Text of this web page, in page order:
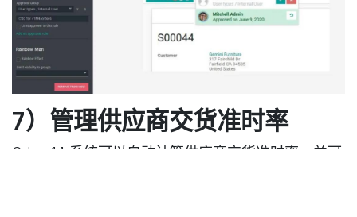
7）管理供应商交货准时率
Odoo 14 系统可以自动计算供应商交货准时率，并可